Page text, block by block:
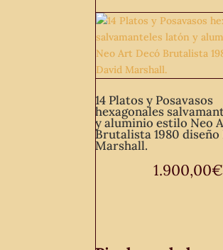
14 Platos y Posavasos
hexagonales
y aluminio estilo Neo
Brutalista 1980 diseño
Marshall.
1.900,00€